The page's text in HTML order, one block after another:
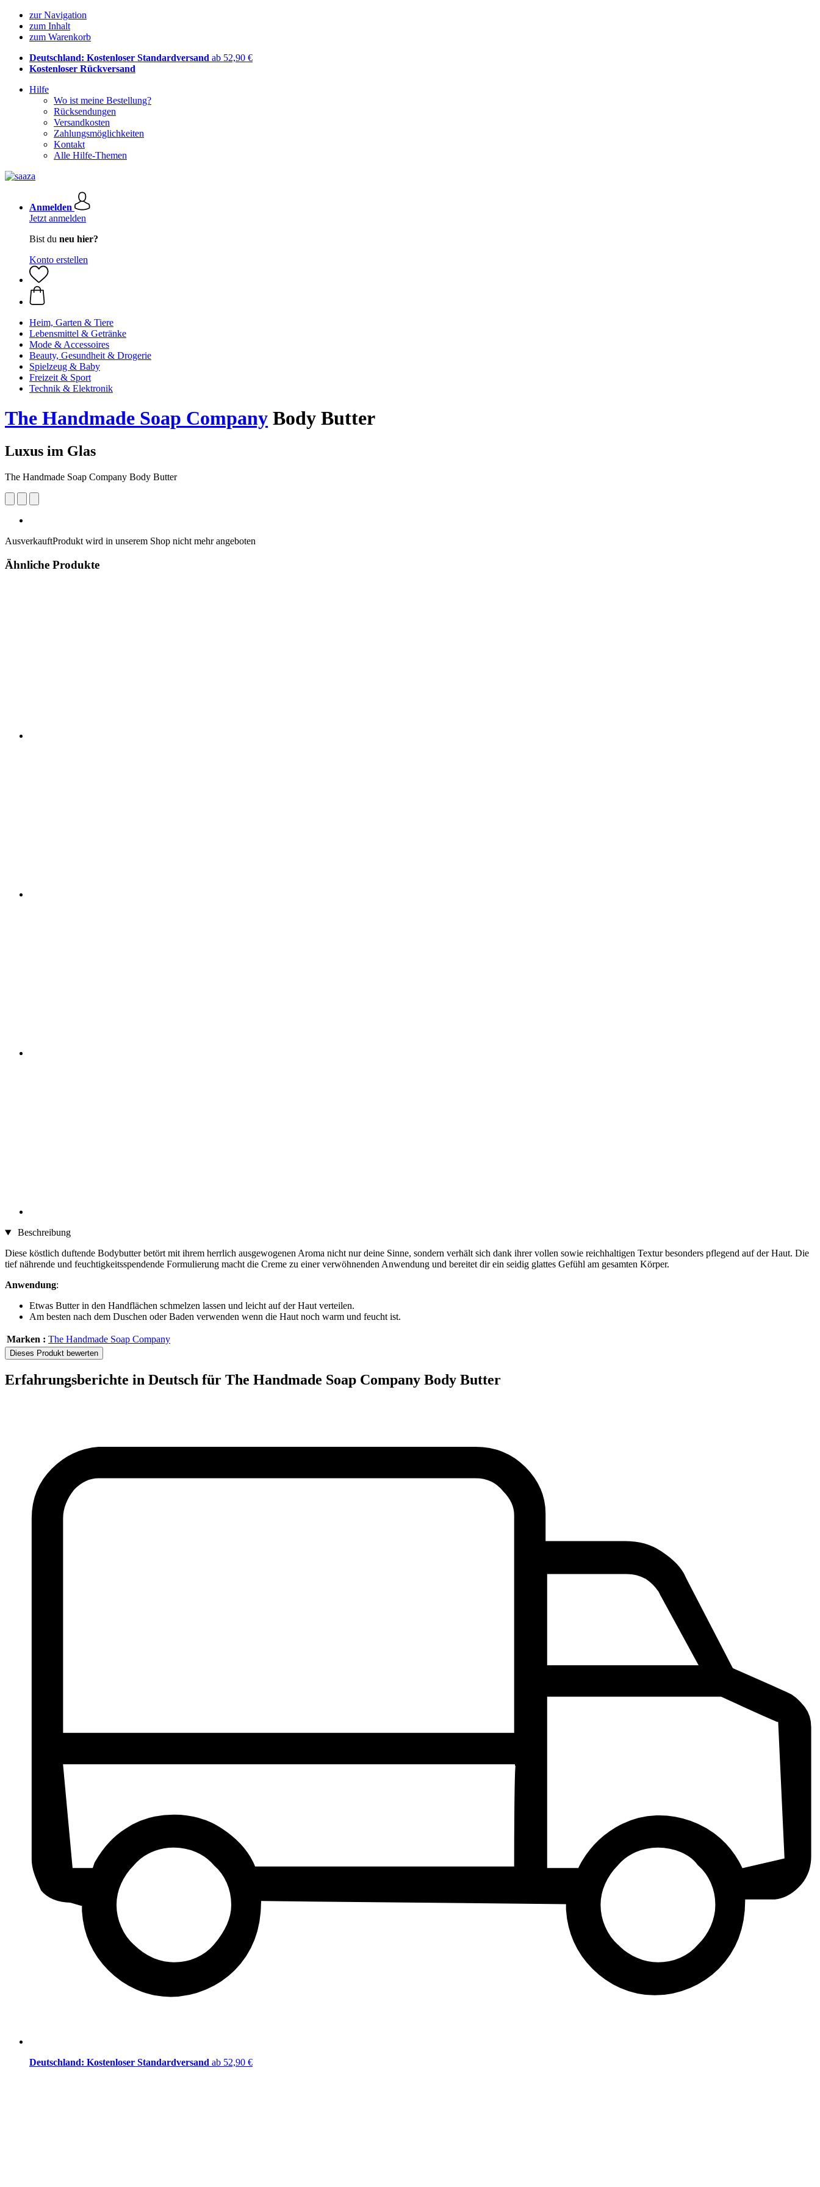
zur Navigation
zum Inhalt
zum Warenkorb
Deutschland: Kostenloser Standardversand ab 52,90 €
Kostenloser Rückversand
Hilfe
Wo ist meine Bestellung?
Rücksendungen
Versandkosten
Zahlungsmöglichkeiten
Kontakt
Alle Hilfe-Themen
Anmelden
Jetzt anmelden
Bist du neu hier?
Konto erstellen
Heim, Garten & Tiere
Lebensmittel & Getränke
Mode & Accessoires
Beauty, Gesundheit & Drogerie
Spielzeug & Baby
Freizeit & Sport
Technik & Elektronik
The Handmade Soap Company Body Butter
Luxus im Glas
The Handmade Soap Company Body Butter
AusverkauftProdukt wird in unserem Shop nicht mehr angeboten
Ähnliche Produkte
Beschreibung
Diese köstlich duftende Bodybutter betört mit ihrem herrlich ausgewogenen Aroma nicht nur deine Sinne, sondern verhält sich dank ihrer vollen sowie reichhaltigen Textur besonders pflegend auf der Haut. Die
tief nährende und feuchtigkeitsspendende Formulierung macht die Creme zu einer verwöhnenden Anwendung und bereitet dir ein seidig glattes Gefühl am gesamten Körper.
Anwendung:
Etwas Butter in den Handflächen schmelzen lassen und leicht auf der Haut verteilen.
Am besten nach dem Duschen oder Baden verwenden wenn die Haut noch warm und feucht ist.
Marken : The Handmade Soap Company
Dieses Produkt bewerten
Erfahrungsberichte in Deutsch für The Handmade Soap Company Body Butter
Deutschland: Kostenloser Standardversand ab 52,90 €